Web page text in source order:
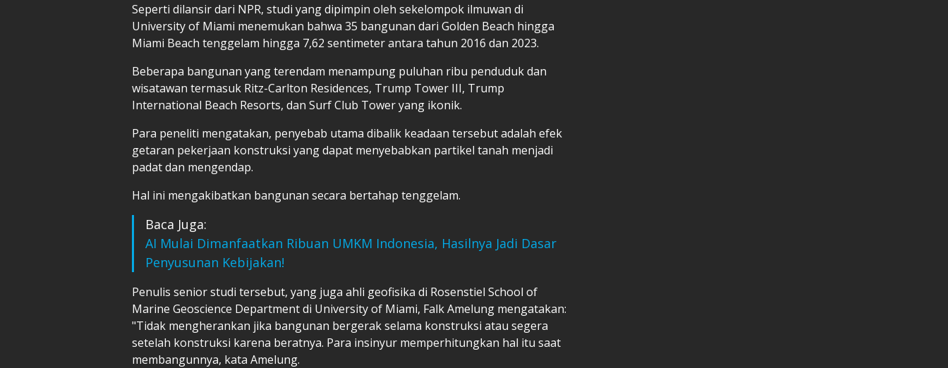
Seperti dilansir dari NPR, studi yang dipimpin oleh sekelompok ilmuwan di
University of Miami menemukan bahwa 35 bangunan dari Golden Beach hingga
Miami Beach tenggelam hingga 7,62 sentimeter antara tahun 2016 dan 2023.
Beberapa bangunan yang terendam menampung puluhan ribu penduduk dan
wisatawan termasuk Ritz-Carlton Residences, Trump Tower III, Trump
International Beach Resorts, dan Surf Club Tower yang ikonik.
Para peneliti mengatakan, penyebab utama dibalik keadaan tersebut adalah efek
getaran pekerjaan konstruksi yang dapat menyebabkan partikel tanah menjadi
padat dan mengendap.
Hal ini mengakibatkan bangunan secara bertahap tenggelam.
Baca Juga:
AI Mulai Dimanfaatkan Ribuan UMKM Indonesia, Hasilnya Jadi Dasar
Penyusunan Kebijakan!
Penulis senior studi tersebut, yang juga ahli geofisika di Rosenstiel School of
Marine Geoscience Department di University of Miami, Falk Amelung mengatakan:
"Tidak mengherankan jika bangunan bergerak selama konstruksi atau segera
setelah konstruksi karena beratnya. Para insinyur memperhitungkan hal itu saat
membangunnya, kata Amelung.